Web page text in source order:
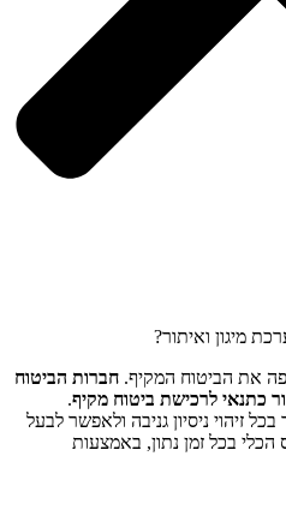
מיגון ואיתור?
את הביטוח המקיף. חברות הביטוח
כתנאי לרכישת ביטוח מקיף.
זיהוי ניסיון גניבה ולאפשר לבעל
הכלי בכל זמן נתון, באמצעות